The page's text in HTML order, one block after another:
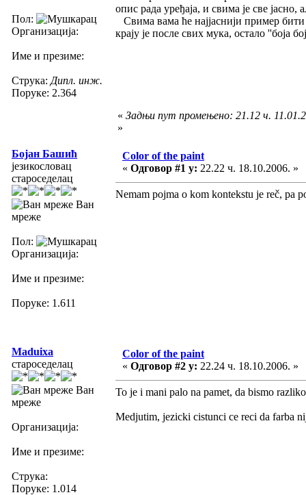
Пол:
Организација:
Име и презиме:
Струка: Дипл. инж.
Поруке: 2.364
опис рада уређаја, и свима је све јасно,
Свима вама ће најјаснији пример бити
крају је после свих мука, остало ''боја
« Задњи пут промењено: 21.12 ч.
»
Бојан Башић
језикословац
староседелац
Ван
мреже
Пол:
Организација:
Име и презиме:
Поруке: 1.611
Color of the paint
« Одговор #1 у: 22.22 ч. 18.10.2006. »
Nemam pojma o kom kontekstu je reč, pa
Maduixa
староседелац
Ван
мреже
Организација:
Име и презиме:
Струка:
Поруке: 1.014
Color of the paint
« Одговор #2 у: 22.24 ч. 18.10.2006. »
To je i mani palo na pamet, da bismo
Medjutim, jezicki cistunci ce reci da farba